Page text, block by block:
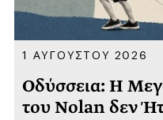
1 ΑΥΓΟΥΣΤΟΥ 2026
Οδύσσεια: Η
του Nolan δεν